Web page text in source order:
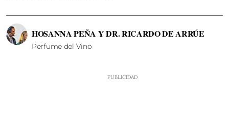
HOSANNA PEÑA Y DR. RICARDO DE ARRÚE
Perfume del Vino